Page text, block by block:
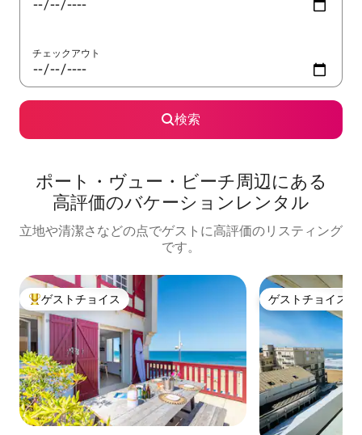
チェックアウト
検索
ポート・ヴュー・ビーチ⁠周⁠辺⁠に⁠あ⁠る
高⁠評⁠価⁠のバ⁠ケ⁠ー⁠シ⁠ョ⁠ン⁠レ⁠ン⁠タ⁠ル
立地や清潔さなどの点でゲストに高評価のリスティング
です。
大好評のゲストチョイスです。
ゲストチョイス ゲストチョイス
ゲストチョイス